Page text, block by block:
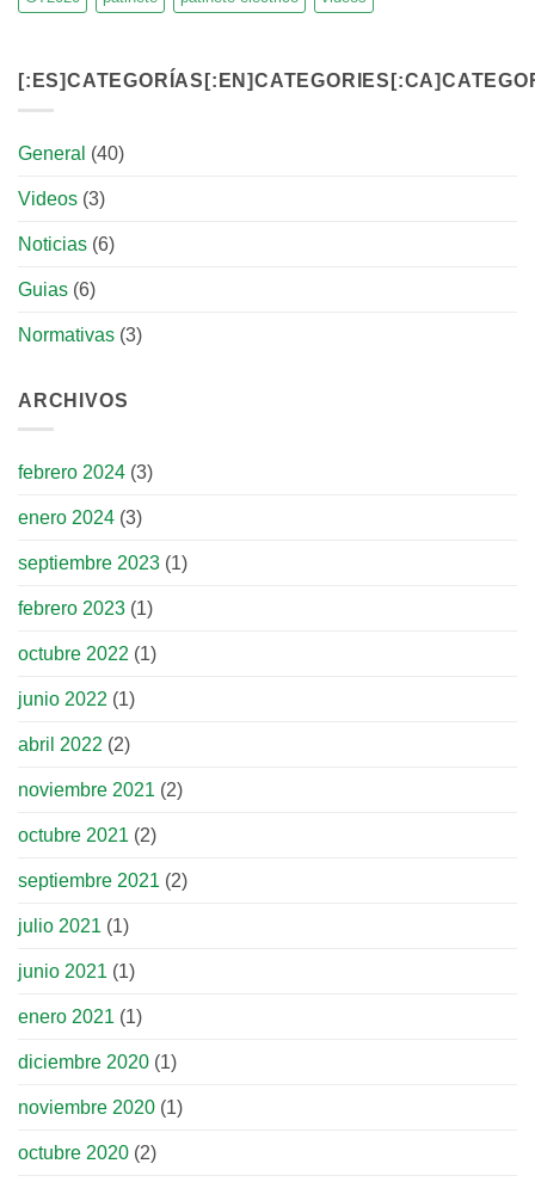
General (40)
Videos (3)
Noticias (6)
Guias (6)
Normativas (3)
ARCHIVOS
febrero 2024 (3)
enero 2024 (3)
septiembre 2023 (1)
febrero 2023 (1)
octubre 2022 (1)
junio 2022 (1)
abril 2022 (2)
noviembre 2021 (2)
octubre 2021 (2)
septiembre 2021 (2)
julio 2021 (1)
junio 2021 (1)
enero 2021 (1)
diciembre 2020 (1)
noviembre 2020 (1)
octubre 2020 (2)